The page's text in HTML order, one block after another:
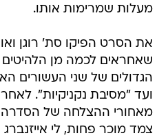
מעלות שמרימות אותו.
את הסרט הפיקו סת' רוגן
שאחראים לכמה מן הלהיטים
הגדולים של שני העשורים
ועד "מסיבת נקניקיות".
מאחורי ההצלחה של הסדרה
צמד מוכר פחות, לי אייזנברג